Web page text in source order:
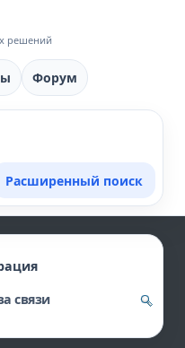
решений
Форум
Расширенный поиск
связи
о